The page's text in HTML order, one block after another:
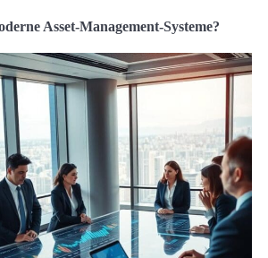
Asset-Management-Systeme?